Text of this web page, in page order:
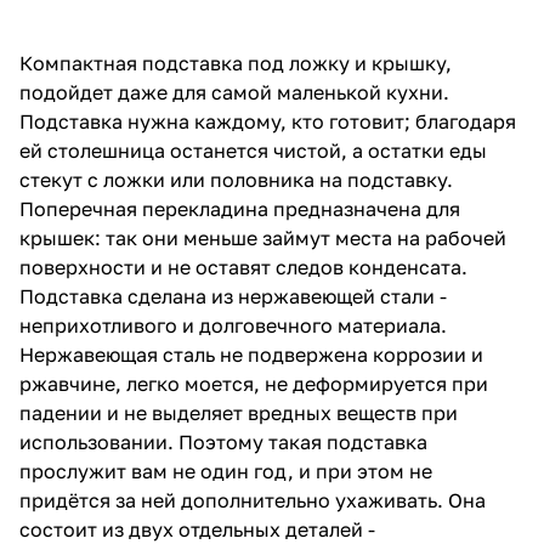
Компактная подставка под ложку и крышку,
подойдет даже для самой маленькой кухни.
Подставка нужна каждому, кто готовит; благодаря
ей столешница останется чистой, а остатки еды
стекут с ложки или половника на подставку.
Поперечная перекладина предназначена для
крышек: так они меньше займут места на рабочей
поверхности и не оставят следов конденсата.
Подставка сделана из нержавеющей стали -
неприхотливого и долговечного материала.
Нержавеющая сталь не подвержена коррозии и
ржавчине, легко моется, не деформируется при
падении и не выделяет вредных веществ при
использовании. Поэтому такая подставка
прослужит вам не один год, и при этом не
придётся за ней дополнительно ухаживать. Она
состоит из двух отдельных деталей -